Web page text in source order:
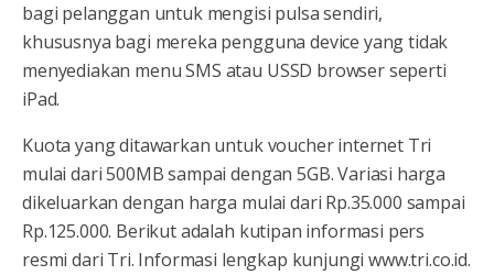
bagi pelanggan untuk mengisi pulsa sendiri,
khususnya bagi mereka pengguna device yang tidak
menyediakan menu SMS atau USSD browser seperti
iPad.
Kuota yang ditawarkan untuk voucher internet Tri
mulai dari 500MB sampai dengan 5GB. Variasi harga
dikeluarkan dengan harga mulai dari Rp.35.000 sampai
Rp.125.000. Berikut adalah kutipan informasi pers
resmi dari Tri. Informasi lengkap kunjungi www.tri.co.id.